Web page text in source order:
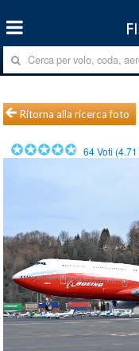
Ritorna alla ricerca foto
64Voti (4.71